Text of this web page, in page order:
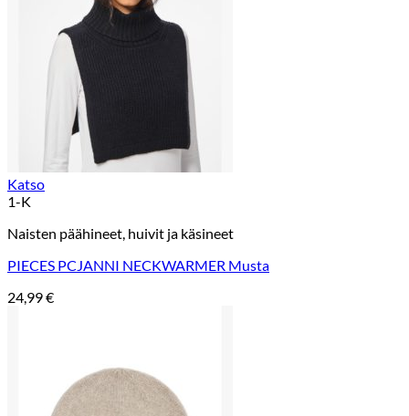
Katso
1-K
Naisten päähineet, huivit ja käsineet
PIECES PCJANNI NECKWARMER Musta
24,99€